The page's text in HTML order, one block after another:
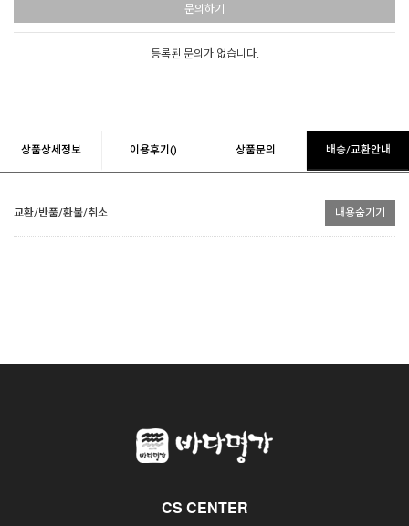
문의하기
등록된 문의가 없습니다.
상품상세정보 이용후기() 상품문의 배송/교환안내
교환/반품/환불/취소 내용숨기기
CS CENTER